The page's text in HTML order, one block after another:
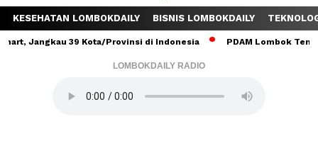
KESEHATAN LOMBOKDAILY BISNIS LOMBOKDAILY
39 Kota/Provinsi di Indonesia PDAM Lombok Tengah
LOMBOKDAILY RADIO